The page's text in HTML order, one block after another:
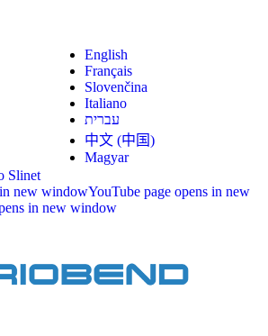
English
Français
Slovenčina
Italiano
עברית
中文 (中国)
Magyar
new windowYouTube page opens in new
in new window